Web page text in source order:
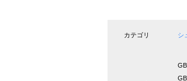
カテゴリ シ